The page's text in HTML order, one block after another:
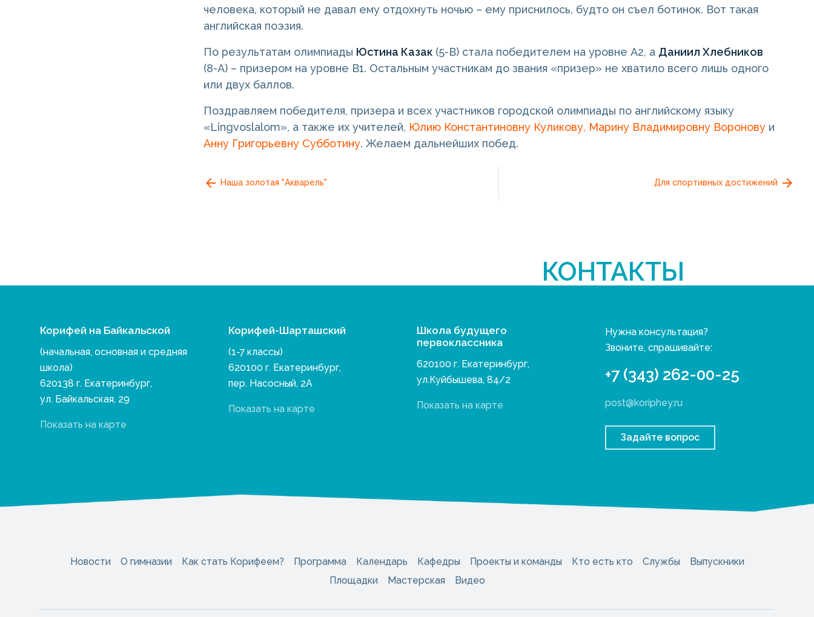
человека, который не давал ему отдохнуть ночью – ему приснилось, будто он съел ботинок. Вот такая
английская поэзия.
По результатам олимпиады Юстина Казак (5-В) стала победителем на уровне А2, а Даниил Хлебников
(8-А) – призером на уровне В1. Остальным участникам до звания «призер» не хватило всего лишь одного
или двух баллов.
Поздравляем победителя, призера и всех участников городской олимпиады по английскому языку
«Lingvoslalom», а также их учителей, Юлию Константиновну Куликову, Марину Владимировну Воронову и
Анну Григорьевну Субботину. Желаем дальнейших побед.
Наша золотая "Акварель" Для спортивных достижений
КОНТАКТЫ
Корифей на Байкальской
(начальная, основная и средняя
школа)
620138 г. Екатеринбург,
ул. Байкальская, 29
Показать на карте
Корифей-Шарташский
(1-7 классы)
620100 г. Екатеринбург,
пер. Насосный, 2А
Показать на карте
Школа будущего
первоклассника
620100 г. Екатеринбург,
ул.Куйбышева, 84/2
Показать на карте
Нужна консультация?
Звоните, спрашивайте:
+7 (343) 262-00-25
post@koriphey.ru
Задайте вопрос
Новости О гимназии Как стать Корифеем? Программа Календарь Кафедры Проекты и команды Кто есть кто Службы
Выпускники
Площадки
Мастерская Видео